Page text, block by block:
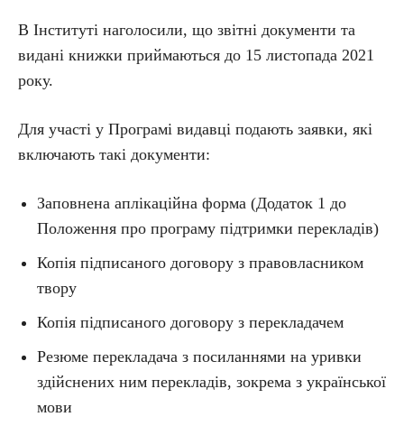
В Інституті наголосили, що звітні документи та
видані книжки приймаються до 15 листопада 2021
року.
Для участі у Програмі видавці подають заявки, які
включають такі документи:
Заповнена аплікаційна форма (Додаток 1 до
Положення про програму підтримки перекладів)
Копія підписаного договору з правовласником
твору
Копія підписаного договору з перекладачем
Резюме перекладача з посиланнями на уривки
здійснених ним перекладів, зокрема з української
мови